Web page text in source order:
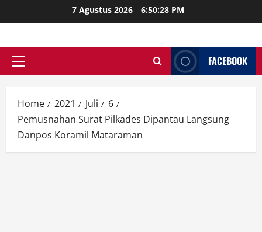
to
7 Agustus 2026 6:50:30 PM
Primary
FACEBOOK
Home 2021 Juli
6
Pemusnahan Surat Pilkades Dipantau Langsung
Danpos Koramil Mataraman